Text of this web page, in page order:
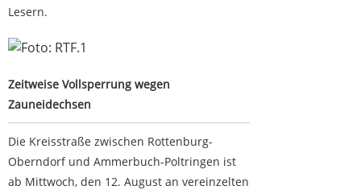
Lesern.
Zeitweise Vollsperrung wegen Zauneidechsen
Zeitweise Vollsperrung wegen
Zauneidechsen
Die Kreisstraße zwischen Rottenburg-
Oberndorf und Ammerbuch-Poltringen ist
ab Mittwoch, den 12. August an vereinzelten